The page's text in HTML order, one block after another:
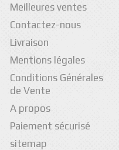
Meilleures ventes
Contactez-nous
Livraison
Mentions légales
Conditions Générales
de Vente
A propos
Paiement sécurisé
sitemap